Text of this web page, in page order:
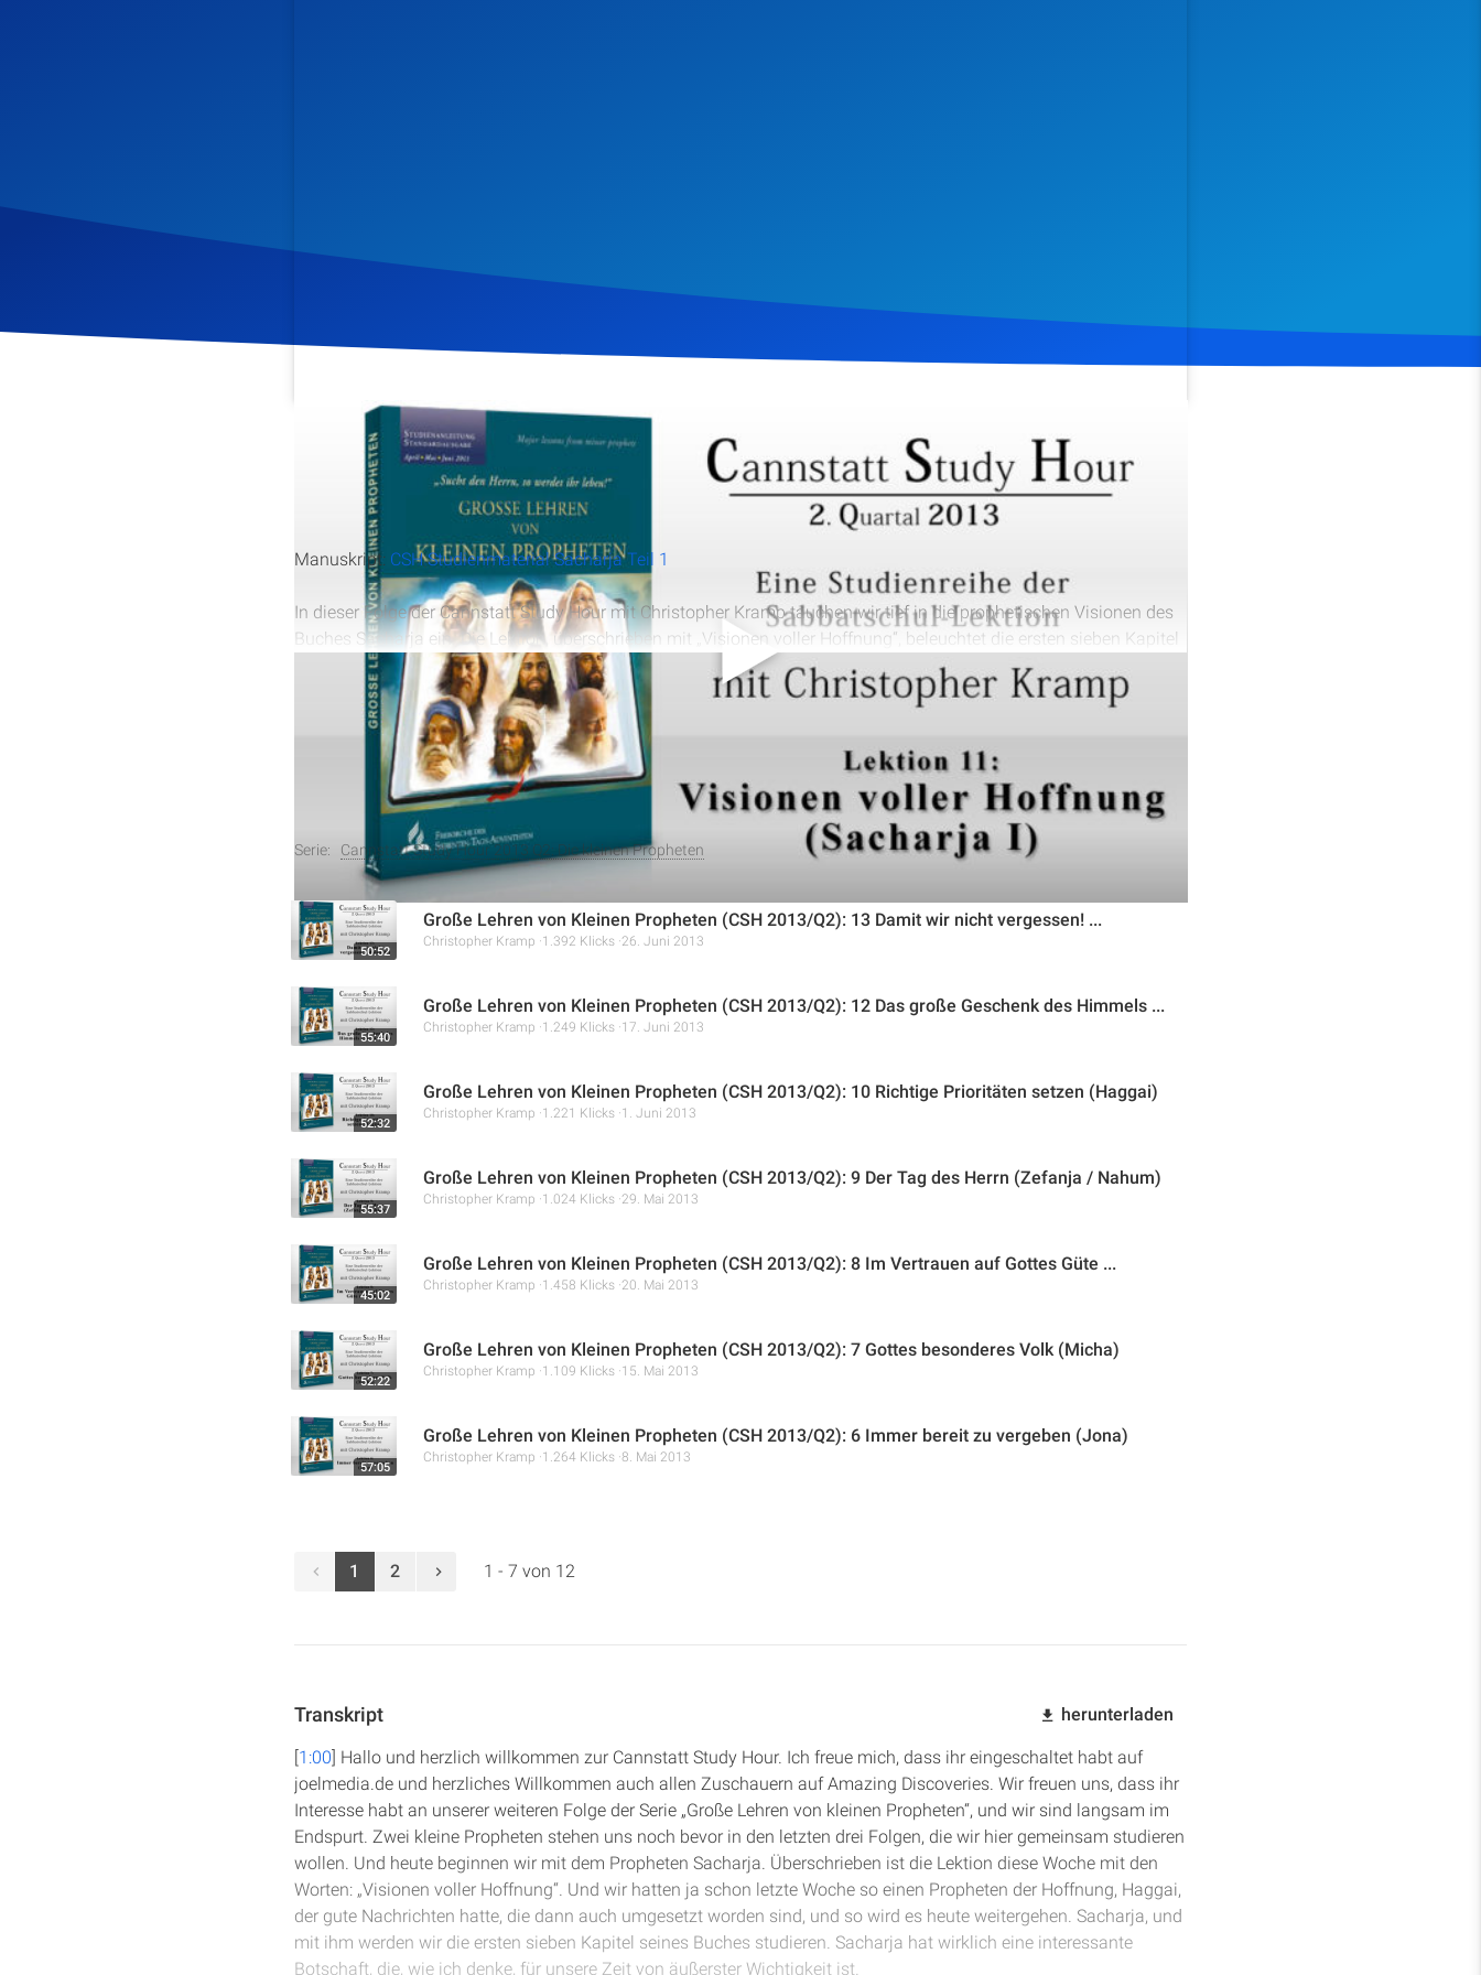
Veröffentlicht am 7. Juni 2013 1.703 Klicks Download
Manuskript: CSH Studienmaterial Sacharja Teil 1
In dieser Folge der Cannstatt Study Hour mit Christopher Kramp tauchen wir tief in die prophetischen Visionen des
Buches Sacharja ein. Die Lektion, überschrieben mit „Visionen voller Hoffnung“, beleuchtet die ersten sieben Kapitel
und enthüllt die Bedeutung von Sacharjas Botschaft für unsere heutige Zeit. Wir erfahren mehr über die historische
Bedeutung, die Struktur des Buches und die symbolische Kraft der acht Visionen, die vom Tempelbau bis zur
messianischen Hoffnung reichen.
alles anzeigen
Weitere Aufnahmen
Serie: Cannstatt Study Hour 2013 Q2: Die kleinen Propheten
50:52
Große Lehren von Kleinen Propheten (CSH 2013/Q2): 13 Damit wir nicht vergessen! ...
Christopher Kramp 1.392 Klicks 26. Juni 2013
55:40
Große Lehren von Kleinen Propheten (CSH 2013/Q2): 12 Das große Geschenk des Himmels ...
Christopher Kramp 1.249 Klicks 17. Juni 2013
52:32
Große Lehren von Kleinen Propheten (CSH 2013/Q2): 10 Richtige Prioritäten setzen (Haggai)
Christopher Kramp 1.221 Klicks 1. Juni 2013
55:37
Große Lehren von Kleinen Propheten (CSH 2013/Q2): 9 Der Tag des Herrn (Zefanja / Nahum)
Christopher Kramp 1.024 Klicks 29. Mai 2013
45:02
Große Lehren von Kleinen Propheten (CSH 2013/Q2): 8 Im Vertrauen auf Gottes Güte ...
Christopher Kramp 1.458 Klicks 20. Mai 2013
52:22
Große Lehren von Kleinen Propheten (CSH 2013/Q2): 7 Gottes besonderes Volk (Micha)
Christopher Kramp 1.109 Klicks 15. Mai 2013
57:05
Große Lehren von Kleinen Propheten (CSH 2013/Q2): 6 Immer bereit zu vergeben (Jona)
Christopher Kramp 1.264 Klicks 8. Mai 2013
1 2 1 - 7 von 12
Transkript herunterladen
[1:00] Hallo und herzlich willkommen zur Cannstatt Study Hour. Ich freue mich, dass ihr eingeschaltet habt auf
joelmedia.de und herzliches Willkommen auch allen Zuschauern auf Amazing Discoveries. Wir freuen uns, dass ihr
Interesse habt an unserer weiteren Folge der Serie „Große Lehren von kleinen Propheten“, und wir sind langsam im
Endspurt. Zwei kleine Propheten stehen uns noch bevor in den letzten drei Folgen, die wir hier gemeinsam studieren
wollen. Und heute beginnen wir mit dem Propheten Sacharja. Überschrieben ist die Lektion diese Woche mit den
Worten: „Visionen voller Hoffnung“. Und wir hatten ja schon letzte Woche so einen Propheten der Hoffnung, Haggai,
der gute Nachrichten hatte, die dann auch umgesetzt worden sind, und so wird es heute weitergehen. Sacharja, und
mit ihm werden wir die ersten sieben Kapitel seines Buches studieren. Sacharja hat wirklich eine interessante
Botschaft, die, wie ich denke, für unsere Zeit von äußerster Wichtigkeit ist.